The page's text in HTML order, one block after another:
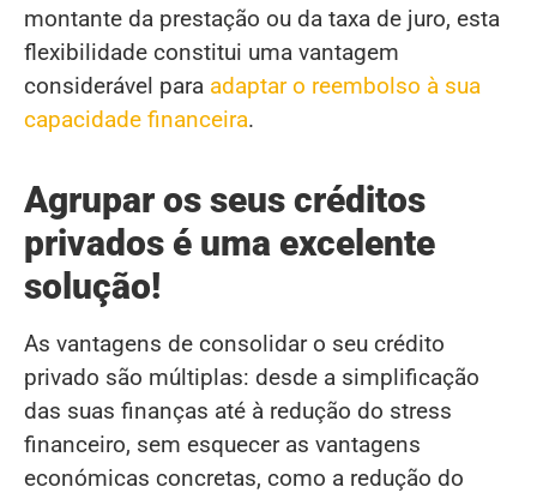
montante da prestação ou da taxa de juro, esta
flexibilidade constitui uma vantagem
considerável para adaptar o reembolso à sua
capacidade financeira.
Agrupar os seus créditos
privados é uma excelente
solução!
As vantagens de consolidar o seu crédito
privado são múltiplas: desde a simplificação
das suas finanças até à redução do stress
financeiro, sem esquecer as vantagens
económicas concretas, como a redução do